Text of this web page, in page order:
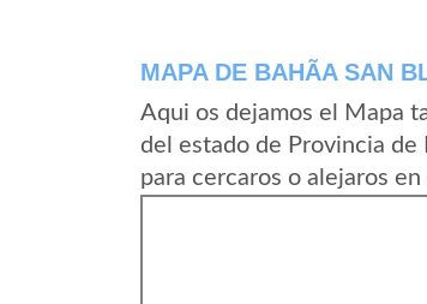
MAPA DE BAHÃ­A SAN
Aqui os dejamos el Mapa
del estado de Provincia
para cercaros o alejaros en